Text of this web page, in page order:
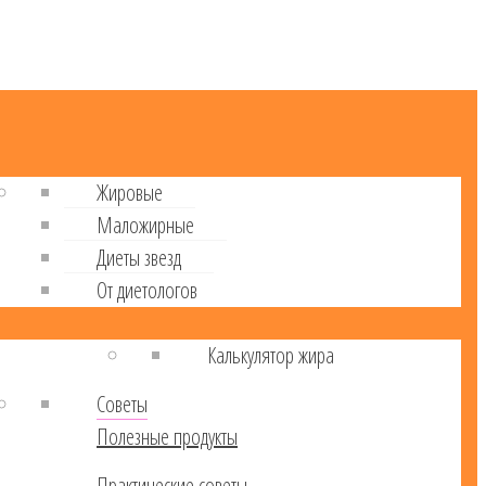
Жировые
Маложирные
Диеты звезд
От диетологов
Калькулятор жира
Советы
Полезные продукты